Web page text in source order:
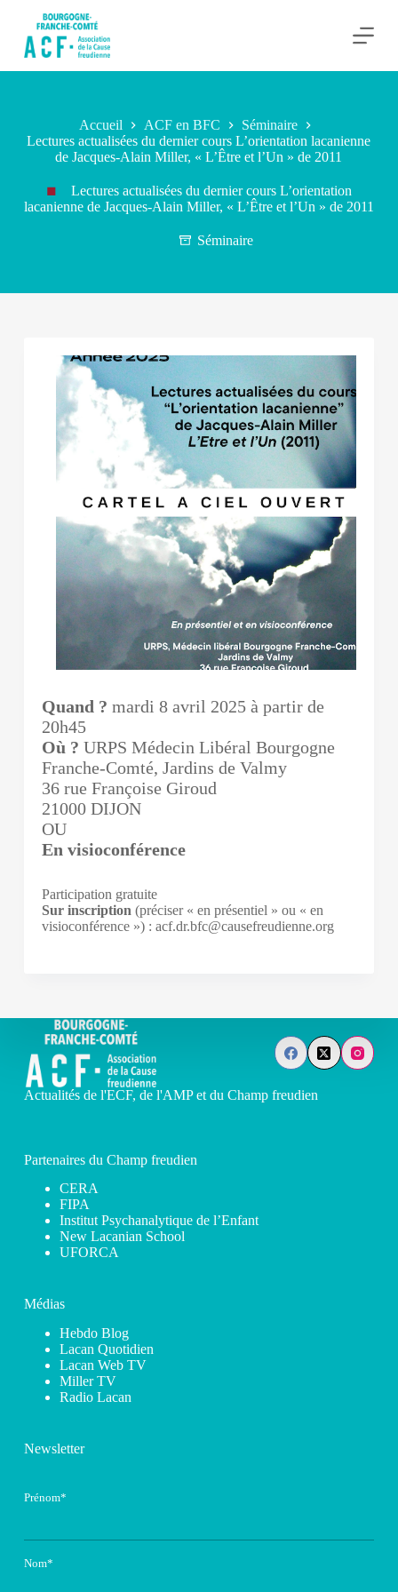
Accueil ACF en BFC
Séminaire
Lectures actualisées du dernier cours L’orientation lacanienne
de Jacques-Alain Miller, « L’Être et l’Un » de 2011
Lectures actualisées du dernier cours L’orientation
lacanienne de Jacques-Alain Miller, « L’Être et l’Un » de 2011
Séminaire
Quand ? mardi 8 avril 2025 à partir de
20h45
Où ? URPS Médecin Libéral Bourgogne
Franche-Comté, Jardins de Valmy
36 rue Françoise Giroud
21000 DIJON
OU
En visioconférence
Participation gratuite
Sur inscription (préciser « en présentiel » ou « en
visioconférence ») : acf.dr.bfc@causefreudienne.org
Actualités de l'ECF, de l'AMP et du Champ freudien
Partenaires du Champ freudien
CERA
FIPA
Institut Psychanalytique de l’Enfant
New Lacanian School
UFORCA
Médias
Hebdo Blog
Lacan Quotidien
Lacan Web TV
Miller TV
Radio Lacan
Newsletter
Prénom*
Nom*